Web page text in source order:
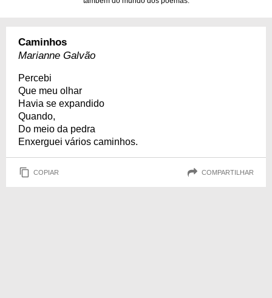
Caminhos
Marianne Galvão
Percebi
Que meu olhar
Havia se expandido
Quando,
Do meio da pedra
Enxerguei vários caminhos.
COPIAR COMPARTILHAR